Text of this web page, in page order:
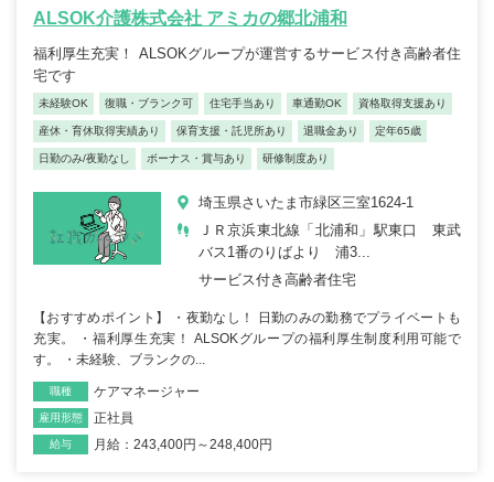
ALSOK介護株式会社 アミカの郷北浦和
福利厚生充実！ ALSOKグループが運営するサービス付き高齢者住
宅です
未経験OK 復職・ブランク可 住宅手当あり 車通勤OK 資格取得支援あり
産休・育休取得実績あり 保育支援・託児所あり 退職金あり 定年65歳
日勤のみ/夜勤なし ボーナス・賞与あり 研修制度あり
埼玉県さいたま市緑区三室1624-1
ＪＲ京浜東北線「北浦和」駅東口 東武
バス1番のりばより 浦3...
サービス付き高齢者住宅
【おすすめポイント】 ・夜勤なし！ 日勤のみの勤務でプライベートも
充実。 ・福利厚生充実！ ALSOKグループの福利厚生制度利用可能で
す。 ・未経験、ブランクの...
職種 ケアマネージャー
雇用形態 正社員
給与 月給：243,400円～248,400円